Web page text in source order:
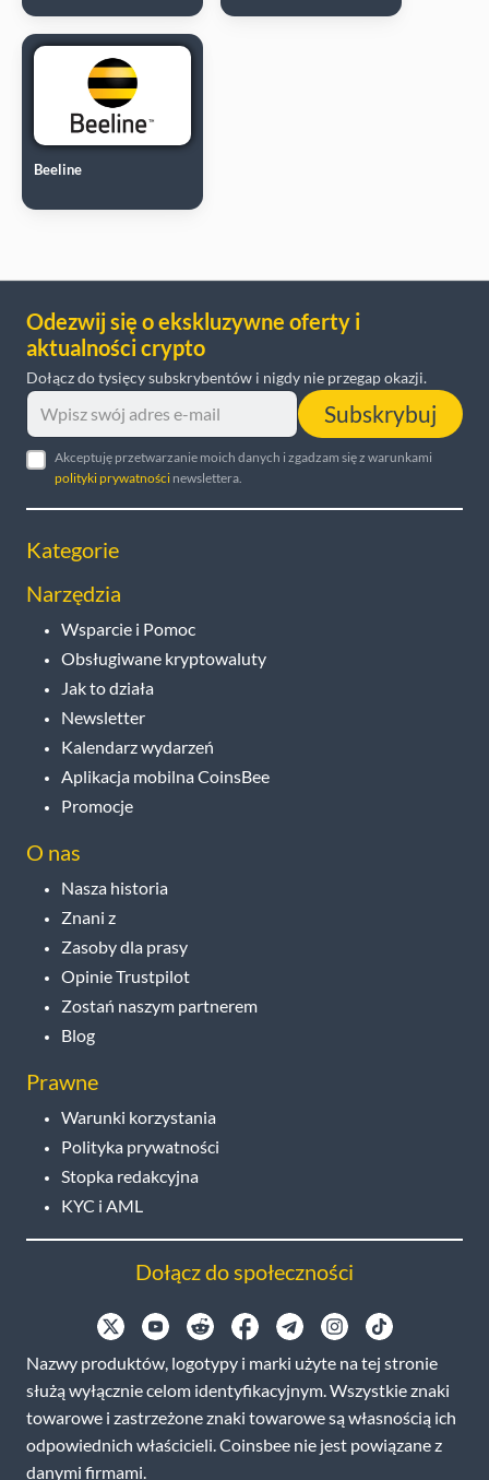
Beeline
Odezwij się o ekskluzywne oferty i
aktualności crypto
Dołącz do tysięcy subskrybentów i nigdy nie przegap okazji.
Subskrybuj
Akceptuję przetwarzanie moich danych i zgadzam się z warunkami
polityki prywatności newslettera.
Kategorie
Narzędzia
Wsparcie i Pomoc
Obsługiwane kryptowaluty
Jak to działa
Newsletter
Kalendarz wydarzeń
Aplikacja mobilna CoinsBee
Promocje
O nas
Nasza historia
Znani z
Zasoby dla prasy
Opinie Trustpilot
Zostań naszym partnerem
Blog
Prawne
Warunki korzystania
Polityka prywatności
Stopka redakcyjna
KYC i AML
Dołącz do społeczności
Nazwy produktów, logotypy i marki użyte na tej stronie
służą wyłącznie celom identyfikacyjnym. Wszystkie znaki
towarowe i zastrzeżone znaki towarowe są własnością ich
odpowiednich właścicieli. Coinsbee nie jest powiązane z
danymi firmami.